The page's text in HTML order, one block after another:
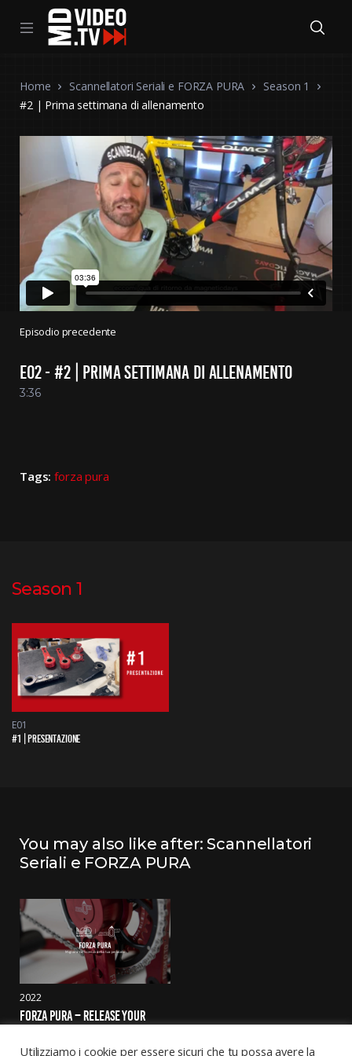
Home Scannellatori Seriali e FORZA PURA
Season 1
#2 | Prima settimana di allenamento
Episodio precedente
E02 - #2 | PRIMA SETTIMANA DI ALLENAMENTO
3:36
Tags:forza pura
Season 1
E01
#1 | PRESENTAZIONE
You may also like after: Scannellatori
Seriali e FORZA PURA
2022
FORZA PURA – RELEASE YOUR
Utilizziamo i cookie per essere sicuri che tu possa avere la